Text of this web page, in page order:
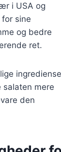
i USA og
sine
og bedre
ret.
salaten mere
den